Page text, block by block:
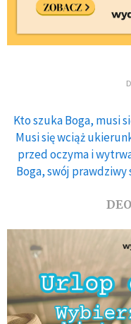
Kto szuka Boga, musi
Musi się wciąż
przed oczyma i
Boga, swój prawdziwy